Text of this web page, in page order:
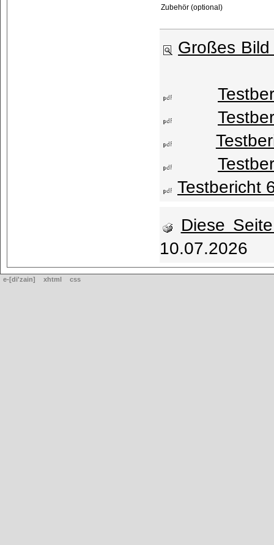
Zubehör (optional)
Großes
Testbericht
Diese
10.07.2026
e-[di'zain] xhtml css